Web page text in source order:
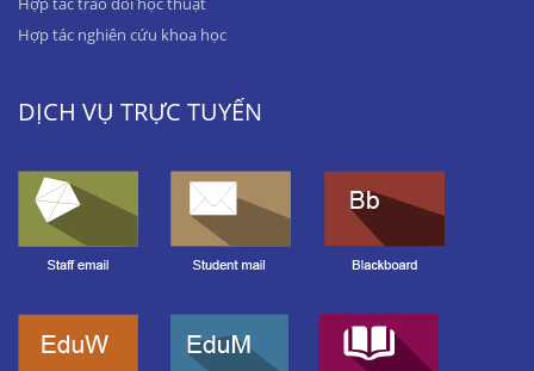
Hợp tác nghiên cứu khoa học
DỊCH VỤ TRỰC TUYẾN